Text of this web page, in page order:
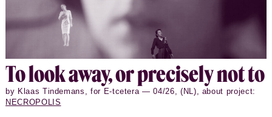
about being suspended between two points,” Zaides
said.
“Reponse to Dig Deep” was originally commissioned
by the Aire de Jeu project at Les Subsistances, a
center for choreographic innovation in Lyon, France.
Wolfe, the famed co-founder of the musical
organization Bang on a Can, contributed her
compositions and collaborated with four international
choreographers. Zaides first presented the work in
France in January 2013.
To look away, or pre­cisely not to
by Klaas Tindemans, for E-tcetera — 04/26, (NL), about project:
NECROPOLIS